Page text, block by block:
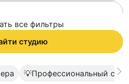
все фильтры
студию
💡Профессиональный свет